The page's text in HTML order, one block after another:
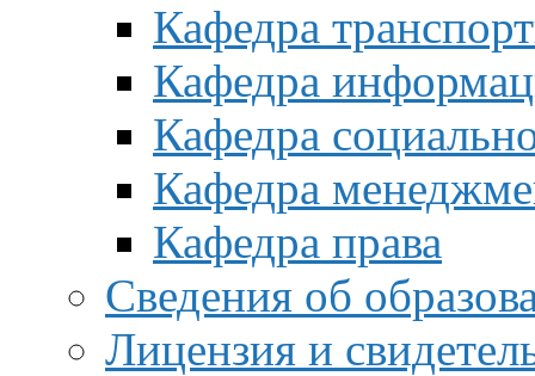
Кафедра
Кафедра
Кафедра
Кафедра
Кафедра права
Сведения об
Лицензия и